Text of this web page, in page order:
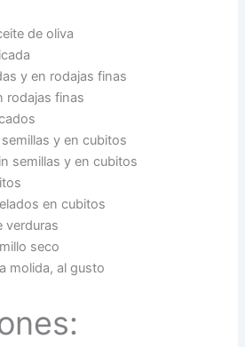
de oliva
y en rodajas finas
rodajas finas
y en cubitos
semillas y en cubitos
en cubitos
verduras
seco
molida, al gusto